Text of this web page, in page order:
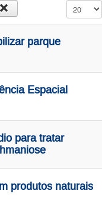
Exibir #
parque
Espacial
para tratar
produtos naturais